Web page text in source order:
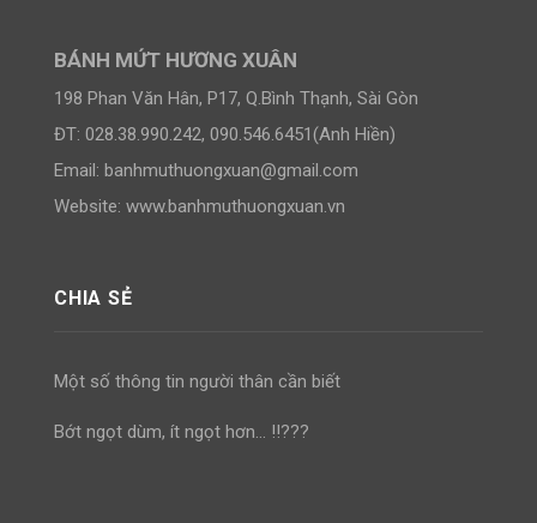
BÁNH MỨT HƯƠNG XUÂN
198 Phan Văn Hân, P17, Q.Bình Thạnh, Sài Gòn
ĐT: 028.38.990.242, 090.546.6451(Anh Hiền)
Email: banhmuthuongxuan@gmail.com
Website: www.banhmuthuongxuan.vn
CHIA SẺ
Một số thông tin người thân cần biết
Bớt ngọt dùm, ít ngọt hơn… !!???